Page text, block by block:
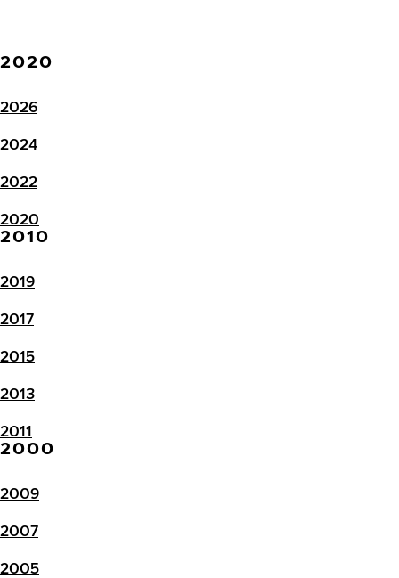
2020
2026
2024
2022
2020
2010
2019
2017
2015
2013
2011
2000
2009
2007
2005